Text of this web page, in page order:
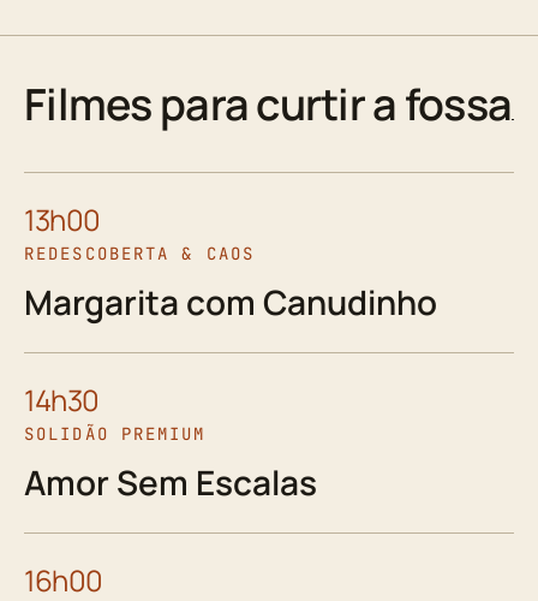
Filmes para curtir a fossa
13h00
REDESCOBERTA & CAOS
Margarita com Canudinho
14h30
SOLIDÃO PREMIUM
Amor Sem Escalas
16h00